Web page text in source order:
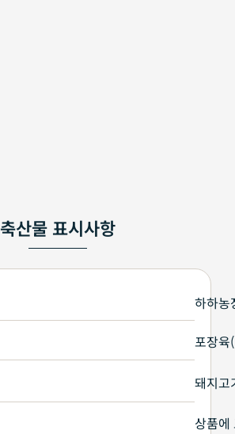
축산물 표시사항
하하농
포장육
돼지
상품에